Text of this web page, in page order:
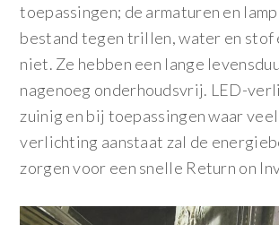
toepassingen; de armaturen en
bestand tegen trillen, water en stof
niet. Ze hebben een lange
nagenoeg onderhoudsvrij. LED-
zuinig en bij toepassingen waar
verlichting aanstaat zal de
zorgen voor een snelle Return on